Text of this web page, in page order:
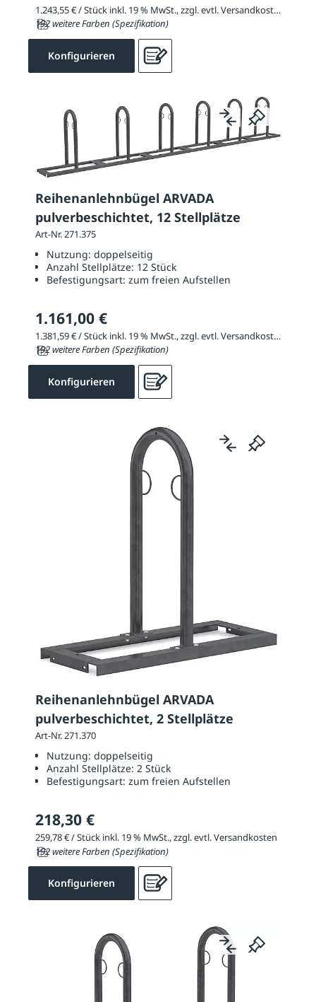
1.243,55 € / Stück inkl. 19 % MwSt., zzgl. evtl. Versandkosten
192 weitere Farben (Spezifikation)
Konfigurieren
Reihenanlehnbügel ARVADA
pulverbeschichtet, 12 Stellplätze
Art-Nr. 271.375
Nutzung: doppelseitig
Anzahl Stellplätze: 12 Stück
Befestigungsart: zum freien Aufstellen
1.161,00 €
1.381,59 € / Stück inkl. 19 % MwSt., zzgl. evtl. Versandkosten
192 weitere Farben (Spezifikation)
Konfigurieren
Reihenanlehnbügel ARVADA
pulverbeschichtet, 2 Stellplätze
Art-Nr. 271.370
Nutzung: doppelseitig
Anzahl Stellplätze: 2 Stück
Befestigungsart: zum freien Aufstellen
218,30 €
259,78 € / Stück inkl. 19 % MwSt., zzgl. evtl. Versandkosten
192 weitere Farben (Spezifikation)
Konfigurieren